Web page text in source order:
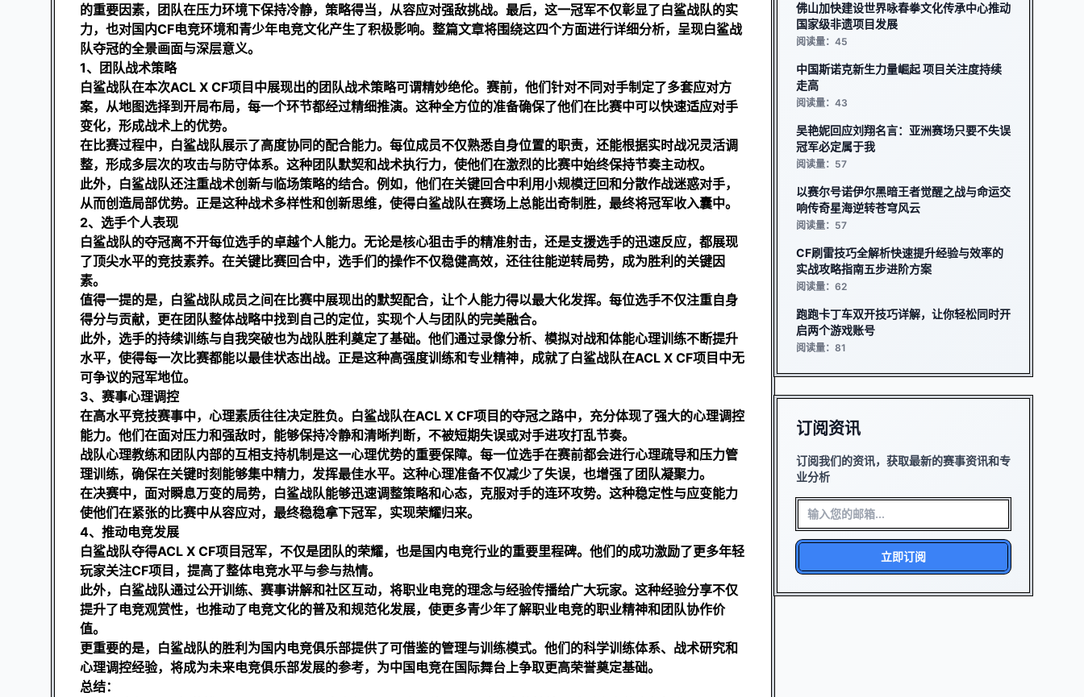
的重要因素，团队在压力环境下保持冷静，策略得当，从容应对强敌挑战。最后，这一冠军不仅彰显了白鲨战队的实
力，也对国内CF电竞环境和青少年电竞文化产生了积极影响。整篇文章将围绕这四个方面进行详细分析，呈现白鲨战
队夺冠的全景画面与深层意义。
1、团队战术策略
白鲨战队在本次ACL X CF项目中展现出的团队战术策略可谓精妙绝伦。赛前，他们针对不同对手制定了多套应对方
案，从地图选择到开局布局，每一个环节都经过精细推演。这种全方位的准备确保了他们在比赛中可以快速适应对手
变化，形成战术上的优势。
在比赛过程中，白鲨战队展示了高度协同的配合能力。每位成员不仅熟悉自身位置的职责，还能根据实时战况灵活调
整，形成多层次的攻击与防守体系。这种团队默契和战术执行力，使他们在激烈的比赛中始终保持节奏主动权。
此外，白鲨战队还注重战术创新与临场策略的结合。例如，他们在关键回合中利用小规模迂回和分散作战迷惑对手，
从而创造局部优势。正是这种战术多样性和创新思维，使得白鲨战队在赛场上总能出奇制胜，最终将冠军收入囊中。
2、选手个人表现
白鲨战队的夺冠离不开每位选手的卓越个人能力。无论是核心狙击手的精准射击，还是支援选手的迅速反应，都展现
了顶尖水平的竞技素养。在关键比赛回合中，选手们的操作不仅稳健高效，还往往能逆转局势，成为胜利的关键因
素。
值得一提的是，白鲨战队成员之间在比赛中展现出的默契配合，让个人能力得以最大化发挥。每位选手不仅注重自身
得分与贡献，更在团队整体战略中找到自己的定位，实现个人与团队的完美融合。
此外，选手的持续训练与自我突破也为战队胜利奠定了基础。他们通过录像分析、模拟对战和体能心理训练不断提升
水平，使得每一次比赛都能以最佳状态出战。正是这种高强度训练和专业精神，成就了白鲨战队在ACL X CF项目中无
可争议的冠军地位。
3、赛事心理调控
在高水平竞技赛事中，心理素质往往决定胜负。白鲨战队在ACL X CF项目的夺冠之路中，充分体现了强大的心理调控
能力。他们在面对压力和强敌时，能够保持冷静和清晰判断，不被短期失误或对手进攻打乱节奏。
战队心理教练和团队内部的互相支持机制是这一心理优势的重要保障。每一位选手在赛前都会进行心理疏导和压力管
理训练，确保在关键时刻能够集中精力，发挥最佳水平。这种心理准备不仅减少了失误，也增强了团队凝聚力。
在决赛中，面对瞬息万变的局势，白鲨战队能够迅速调整策略和心态，克服对手的连环攻势。这种稳定性与应变能力
使他们在紧张的比赛中从容应对，最终稳稳拿下冠军，实现荣耀归来。
4、推动电竞发展
白鲨战队夺得ACL X CF项目冠军，不仅是团队的荣耀，也是国内电竞行业的重要里程碑。他们的成功激励了更多年轻
玩家关注CF项目，提高了整体电竞水平与参与热情。
此外，白鲨战队通过公开训练、赛事讲解和社区互动，将职业电竞的理念与经验传播给广大玩家。这种经验分享不仅
提升了电竞观赏性，也推动了电竞文化的普及和规范化发展，使更多青少年了解职业电竞的职业精神和团队协作价
值。
更重要的是，白鲨战队的胜利为国内电竞俱乐部提供了可借鉴的管理与训练模式。他们的科学训练体系、战术研究和
心理调控经验，将成为未来电竞俱乐部发展的参考，为中国电竞在国际舞台上争取更高荣誉奠定基础。
总结：
佛山加快建设世界咏春拳文化传承中心推动
国家级非遗项目发展
阅读量：45
中国斯诺克新生力量崛起 项目关注度持续
走高
阅读量：43
吴艳妮回应刘翔名言：亚洲赛场只要不失误
冠军必定属于我
阅读量：57
以赛尔号诺伊尔黑暗王者觉醒之战与命运交
响传奇星海逆转苍穹风云
阅读量：57
CF刷雷技巧全解析快速提升经验与效率的
实战攻略指南五步进阶方案
阅读量：62
跑跑卡丁车双开技巧详解，让你轻松同时开
启两个游戏账号
阅读量：81
订阅资讯
订阅我们的资讯，获取最新的赛事资讯和专
业分析
立即订阅